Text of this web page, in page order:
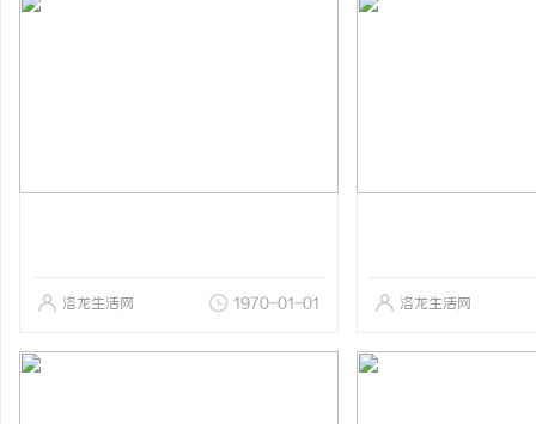
洛龙生活网 1970-01-01 洛龙生活网